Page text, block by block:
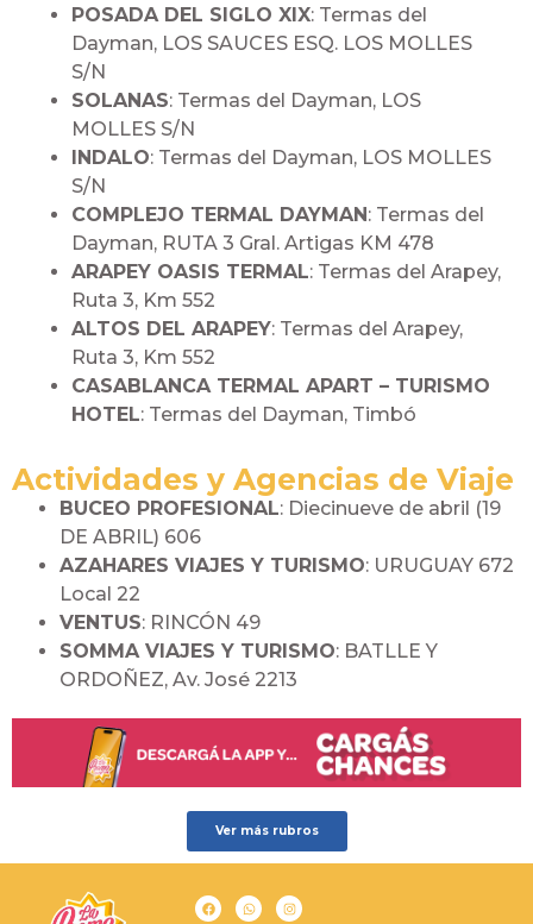
POSADA DEL SIGLO XIX: Termas del
Dayman, LOS SAUCES ESQ. LOS MOLLES
S/N
SOLANAS: Termas del Dayman, LOS
MOLLES S/N
INDALO: Termas del Dayman, LOS MOLLES
S/N
COMPLEJO TERMAL DAYMAN : Termas del
Dayman, RUTA 3 Gral. Artigas KM 478
ARAPEY OASIS TERMAL: Termas del Arapey,
Ruta 3, Km 552
ALTOS DEL ARAPEY: Termas del Arapey,
Ruta 3, Km 552
CASABLANCA TERMAL APART – TURISMO
HOTEL: Termas del Dayman, Timbó
Actividades y Agencias de Viaje
BUCEO PROFESIONAL: Diecinueve de abril (19
DE ABRIL) 606
AZAHARES VIAJES Y TURISMO: URUGUAY 672
Local 22
VENTUS: RINCÓN 49
SOMMA VIAJES Y TURISMO: BATLLE Y
ORDOÑEZ, Av. José 2213
Ver más rubros